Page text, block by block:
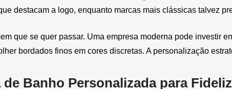
destacam a logo, enquanto marcas mais clássicas talvez
que se quer passar. Uma empresa moderna pode investir
bordados finos em cores discretas. A personalização
de Banho Personalizada para